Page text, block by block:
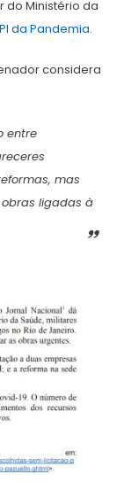
do Ministério da
da Pandemia.
considera
entre
mas
ligadas à